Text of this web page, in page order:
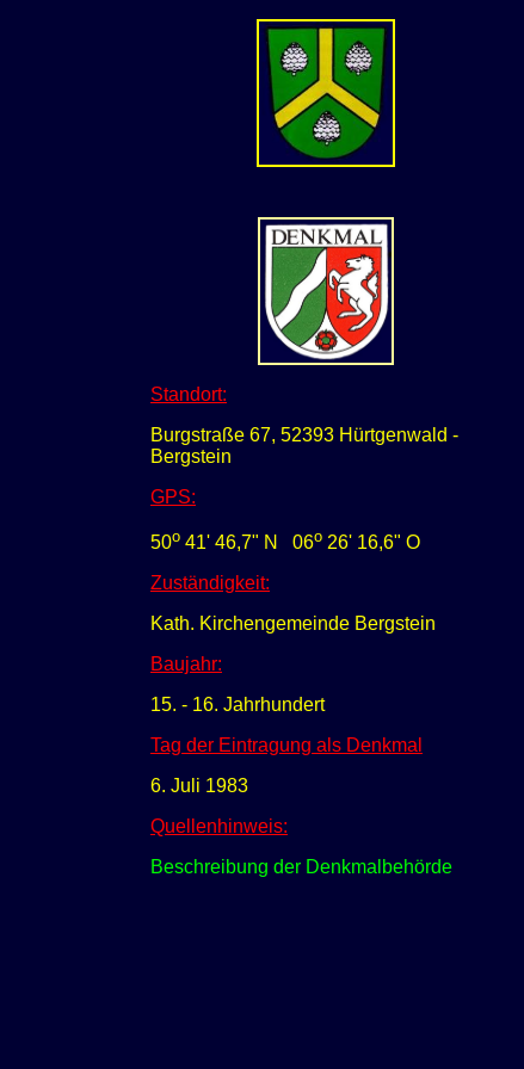
Standort:
Burgstraße 67, 52393 Hürtgenwald -
Bergstein
GPS:
50o 41' 46,7" N 06o 26' 16,6" O
Zuständigkeit:
Kath. Kirchengemeinde Bergstein
Baujahr:
15. - 16. Jahrhundert
Tag der Eintragung als Denkmal
6. Juli 1983
Quellenhinweis:
Beschreibung der Denkmalbehörde